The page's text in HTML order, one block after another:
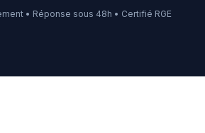
• Réponse sous 48h • Certifié RGE